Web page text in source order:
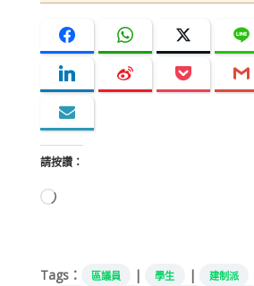
請按讚：
正
Tags：
區議員 | 學生 | 建制派